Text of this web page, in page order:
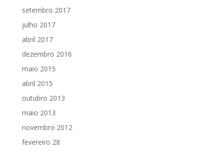
setembro 2017
julho 2017
abril 2017
dezembro 2016
maio 2015
abril 2015
outubro 2013
maio 2013
novembro 2012
fevereiro 28